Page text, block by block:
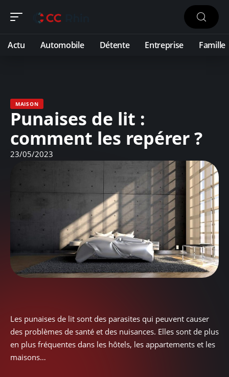
Actu Automobile Détente Entreprise Famille
MAISON
Punaises de lit :
comment les repérer ?
23/05/2023
Les punaises de lit sont des parasites qui peuvent causer
des problèmes de santé et des nuisances. Elles sont de plus
en plus fréquentes dans les hôtels, les appartements et les
maisons…